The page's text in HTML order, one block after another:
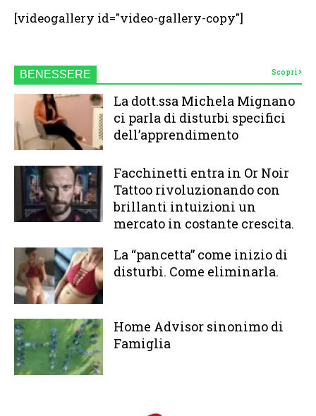
[videogallery id="video-gallery-copy"]
BENESSERE Scopri
La dott.ssa Michela Mignano
ci parla di disturbi specifici
dell’apprendimento
Facchinetti entra in Or Noir
Tattoo rivoluzionando con
brillanti intuizioni un
mercato in costante crescita.
La “pancetta” come inizio di
disturbi. Come eliminarla.
Home Advisor sinonimo di
Famiglia